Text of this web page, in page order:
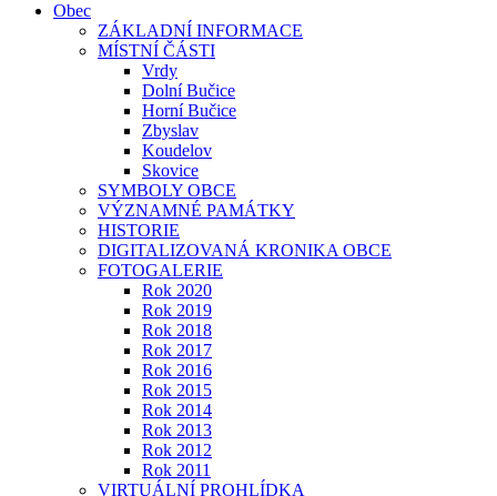
Obec
ZÁKLADNÍ INFORMACE
MÍSTNÍ ČÁSTI
Vrdy
Dolní Bučice
Horní Bučice
Zbyslav
Koudelov
Skovice
SYMBOLY OBCE
VÝZNAMNÉ PAMÁTKY
HISTORIE
DIGITALIZOVANÁ KRONIKA OBCE
FOTOGALERIE
Rok 2020
Rok 2019
Rok 2018
Rok 2017
Rok 2016
Rok 2015
Rok 2014
Rok 2013
Rok 2012
Rok 2011
VIRTUÁLNÍ PROHLÍDKA